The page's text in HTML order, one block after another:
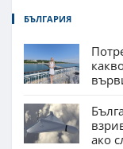
БЪЛГАРИЯ
ако